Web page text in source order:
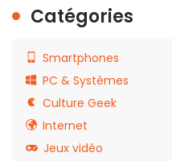
Catégories
Smartphones
PC & Systèmes
Culture Geek
Internet
Jeux vidéo